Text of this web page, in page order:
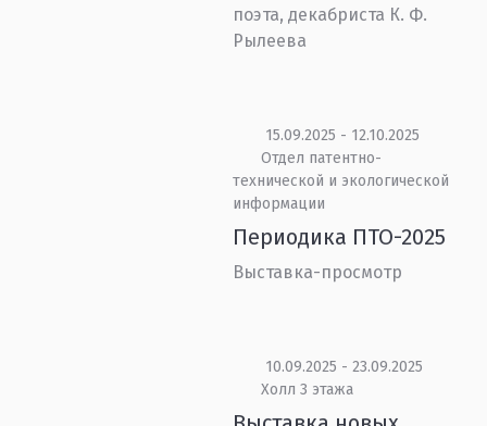
поэта, декабриста К. Ф.
Рылеева
15.09.2025 - 12.10.2025
Отдел патентно-
технической и экологической
информации
Периодика ПТО-2025
Выставка-просмотр
10.09.2025 - 23.09.2025
Холл 3 этажа